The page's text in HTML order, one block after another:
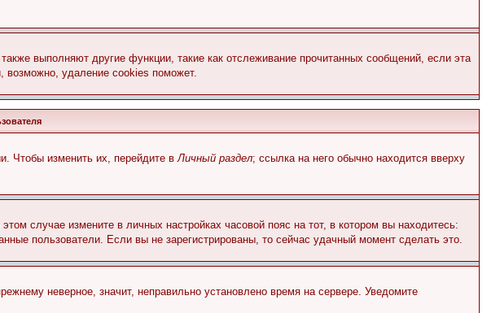
выполняют другие функции, такие как отслеживание прочитанных сообщений, если эта
возможно, удаление cookies поможет.
Чтобы изменить их, перейдите вЛичный раздел; ссылка на него обычно находится вверху
случае измените в личных настройках часовой пояс на тот, в котором вы находитесь:
пользователи. Если вы не зарегистрированы, то сейчас удачный момент сделать это.
неверное, значит, неправильно установлено время на сервере. Уведомите